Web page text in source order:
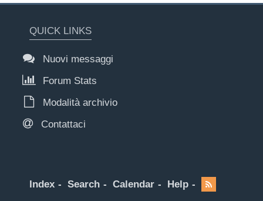
QUICK LINKS
Nuovi messaggi
Forum Stats
Modalità archivio
Contattaci
Index Search Calendar Help